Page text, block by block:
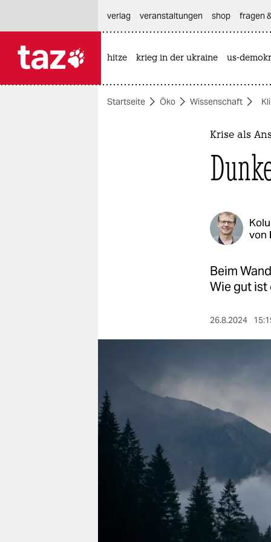
themen
veranstaltungen
shop
fragen & hilfe
unterstützen
genossenschaft
verlag
veranstaltungen shop fragen
hitze krieg in der ukraine us-
Startseite Öko Wissenschaft
Krise als
von
Beim
Wie gut ist
26.8.2024